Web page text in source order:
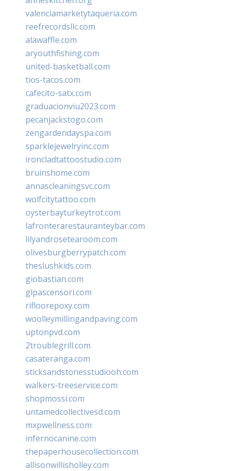
valenciamarketytaqueria.com
reefrecordsllc.com
alawaffle.com
aryouthfishing.com
united-basketball.com
tios-tacos.com
cafecito-satx.com
graduacionviu2023.com
pecanjackstogo.com
zengardendayspa.com
sparklejewelryinc.com
ironcladtattoostudio.com
bruinshome.com
annascleaningsvc.com
wolfcitytattoo.com
oysterbayturkeytrot.com
lafronterarestauranteybar.com
lilyandrosetearoom.com
olivesburgberrypatch.com
theslushkids.com
giobastian.com
glpascensori.com
rifloorepoxy.com
woolleymillingandpaving.com
uptonpvd.com
2troublegrill.com
casateranga.com
sticksandstonesstudiooh.com
walkers-treeservice.com
shopmossi.com
untamedcollectivesd.com
mxpwellness.com
infernocanine.com
thepaperhousecollection.com
allisonwillisholley.com